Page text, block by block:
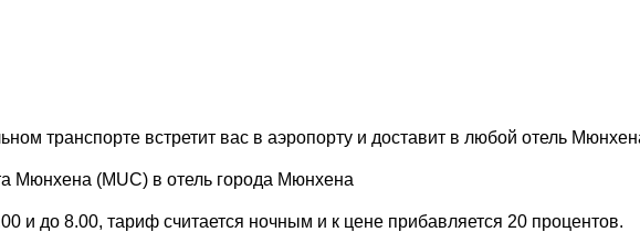
транспорте встретит вас в аэропорту и доставит в любой отель
Мюнхена (MUC) в отель города Мюнхена
и до 8.00, тариф считается ночным и к цене прибавляется 20 процентов.